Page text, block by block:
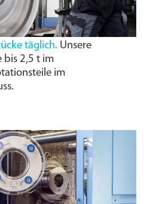
täglich. Unsere
bis 2,5 t im
im